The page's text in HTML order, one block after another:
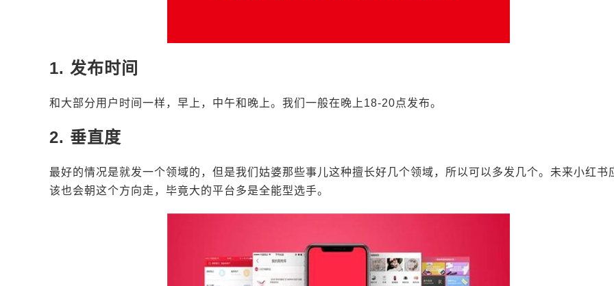
1. 发布时间
和大部分用户时间一样，早上，中午和晚上。我们一般在晚上18-20点发布。
2. 垂直度
最好的情况是就发一个领域的，但是我们姑婆那些事儿这种擅长好几个领域，所以可以多发几个。未来小红书
该也会朝这个方向走，毕竟大的平台多是全能型选手。